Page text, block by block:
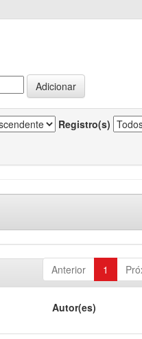
Registro(s)
Anterior 1
Autor(es)